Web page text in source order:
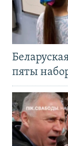
пяты